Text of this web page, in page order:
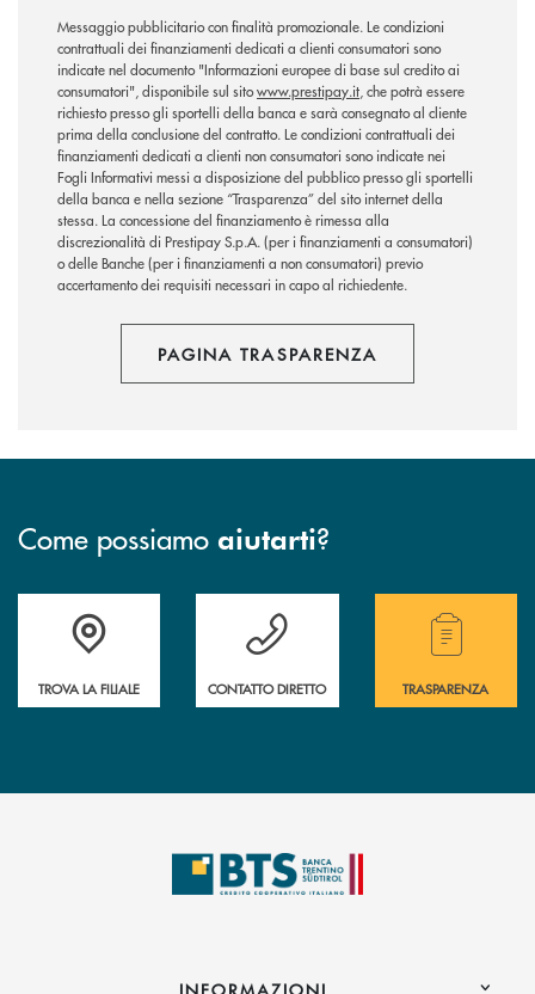
Messaggio pubblicitario con finalità promozionale. Le condizioni
contrattuali dei finanziamenti dedicati a clienti consumatori sono
indicate nel documento "Informazioni europee di base sul credito ai
consumatori", disponibile sul sitowww.prestipay.it, che potrà essere
richiesto presso gli sportelli della banca e sarà consegnato al cliente
prima della conclusione del contratto. Le condizioni contrattuali dei
finanziamenti dedicati a clienti non consumatori sono indicate nei
Fogli Informativi messi a disposizione del pubblico presso gli sportelli
della banca e nella sezione “Trasparenza” del sito internet della
stessa. La concessione del finanziamento è rimessa alla
discrezionalità di Prestipay S.p.A. (per i finanziamenti a consumatori)
o delle Banche (per i finanziamenti a non consumatori) previo
accertamento dei requisiti necessari in capo al richiedente.
PAGINA TRASPARENZA
Come possiamo aiutarti?
Accedi all' elenco completo delle filiali.
TROVA LA FILIALE
Hai bisogno di assistenza immediata?
CONTATTO DIRETTO
Hai bisogno di
TRASPARENZA
INFORMAZIONI